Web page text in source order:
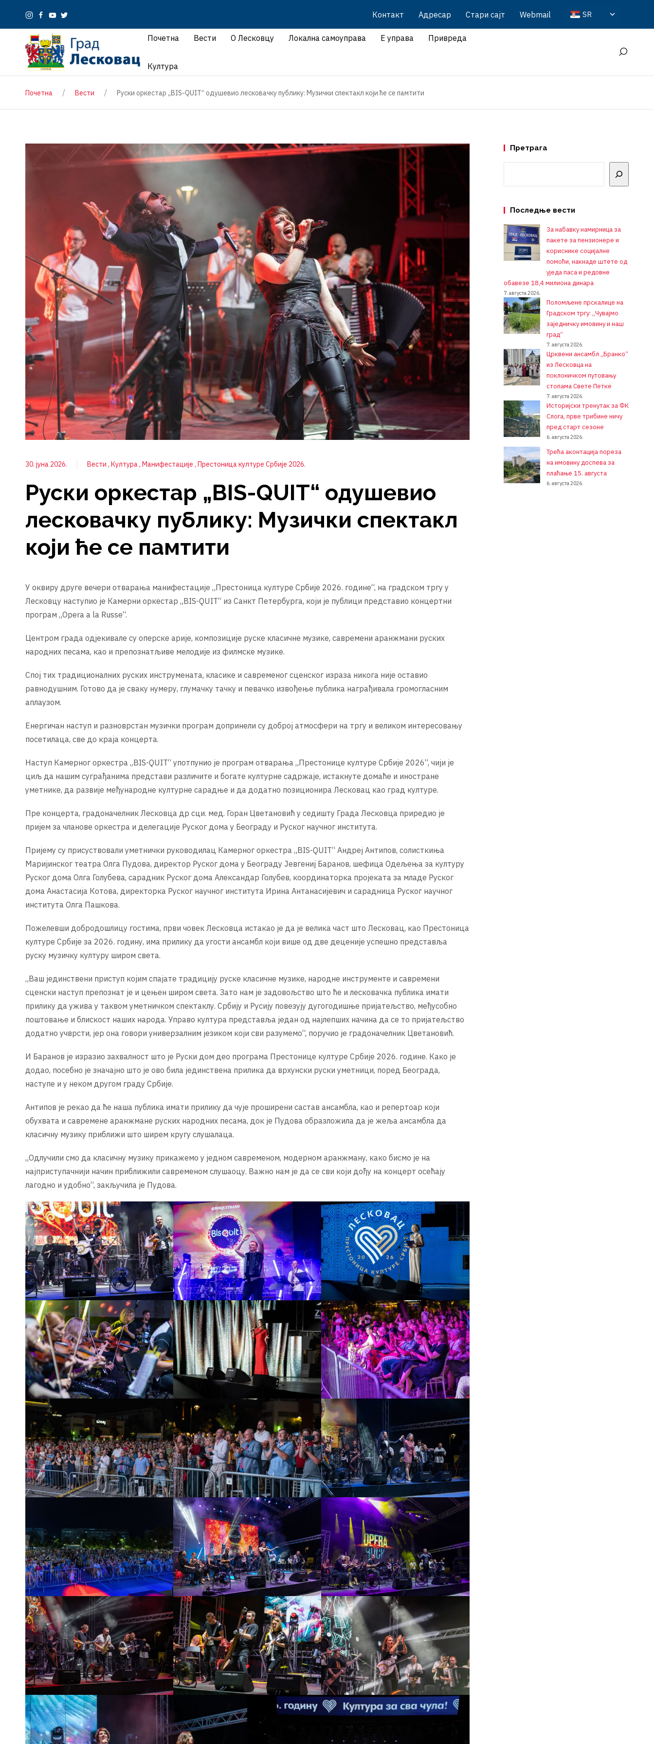
Контакт Адресар Стари сајт Webmail SR
Почетна Вести О Лесковцу Локална самоуправа Е управа Привреда
Култура
Почетна Вести Руски оркестар „BIS-QUIT“ одушевио лесковачку публику: Музички спектакл који ће се памтити
30. јуна 2026. Вести Култура Манифестације Престоница културе Србије 2026.
Руски оркестар „BIS-QUIT“ одушевио
лесковачку публику: Музички спектакл
који ће се памтити
У оквиру друге вечери отварања манифестације „Престоница културе Србије 2026. године“, на градском тргу у
Лесковцу наступио је Камерни оркестар „BIS-QUIT“ из Санкт Петербурга, који је публици представио концертни
програм „Opera a la Russe“.
Центром града одјекивале су оперске арије, композиције руске класичне музике, савремени аранжмани руских
народних песама, као и препознатљиве мелодије из филмске музике.
Спој тих традиционалних руских инструмената, класике и савременог сценског израза никога није оставио
равнодушним. Готово да је сваку нумеру, глумачку тачку и певачко извођење публика награђивала громогласним
аплаузом.
Енергичан наступ и разноврстан музички програм допринели су доброј атмосфери на тргу и великом интересовању
посетилаца, све до краја концерта.
Наступ Камерног оркестра „BIS-QUIT“ употпунио је програм отварања „Престонице културе Србије 2026“, чији је
циљ да нашим суграђанима представи различите и богате културне садржаје, истакнуте домаће и иностране
уметнике, да развије међународне културне сарадње и да додатно позиционира Лесковац као град културе.
Пре концерта, градоначелник Лесковца др сци. мед. Горан Цветановић у седишту Града Лесковца приредио је
пријем за чланове оркестра и делегације Руског дома у Београду и Руског научног института.
Пријему су присуствовали уметнички руководилац Камерног оркестра „BIS-QUIT“ Андреј Антипов, солисткиња
Маријинског театра Олга Пудова, директор Руског дома у Београду Јевгениј Баранов, шефица Одељења за културу
Руског дома Олга Голубева, сарадник Руског дома Александар Голубев, координаторка пројеката за младе Руског
дома Анастасија Котова, директорка Руског научног института Ирина Антанасијевич и сарадница Руског научног
института Олга Пашкова.
Пожелевши добродошлицу гостима, први човек Лесковца истакао је да је велика част што Лесковац, као Престоница
културе Србије за 2026. годину, има прилику да угости ансамбл који више од две деценије успешно представља
руску музичку културу широм света.
„Ваш јединствени приступ којим спајате традицију руске класичне музике, народне инструменте и савремени
сценски наступ препознат је и цењен широм света. Зато нам је задовољство што ће и лесковачка публика имати
прилику да ужива у таквом уметничком спектаклу. Србију и Русију повезују дугогодишње пријатељство, међусобно
поштовање и блискост наших народа. Управо култура представља један од најлепших начина да се то пријатељство
додатно учврсти, јер она говори универзалним језиком који сви разумемо“, поручио је градоначелник Цветановић.
И Баранов је изразио захвалност што је Руски дом део програма Престонице културе Србије 2026. године. Како је
додао, посебно је значајно што је ово била јединствена прилика да врхунски руски уметници, поред Београда,
наступе и у неком другом граду Србије.
Антипов је рекао да ће наша публика имати прилику да чује проширени састав ансамбла, као и репертоар који
обухвата и савремене аранжмане руских народних песама, док је Пудова образложила да је жеља ансамбла да
класичну музику приближи што ширем кругу слушалаца.
„Одлучили смо да класичну музику прикажемо у једном савременом, модерном аранжману, како бисмо је на
најприступачнији начин приближили савременом слушаоцу. Важно нам је да се сви који дођу на концерт осећају
лагодно и удобно“, закључила је Пудова.
Претрага
Последње вести
За набавку намирница за
пакете за пензионере и
кориснике социјалне
помоћи, накнаде штете од
уједа паса и редовне
обавезе 18,4 милиона динара
7. августа 2026.
Поломљене прскалице на
Градском тргу: „Чувајмо
заједничку имовину и наш
град“
7. августа 2026.
Црквени ансамбл „Бранко“
из Лесковца на
поклоничком путовању
стопама Свете Петке
7. августа 2026.
Историјски тренутак за ФК
Слога, прве трибине ничу
пред старт сезоне
6. августа 2026.
Трећа аконтација пореза
на имовину доспева за
плаћање 15. августа
6. августа 2026.